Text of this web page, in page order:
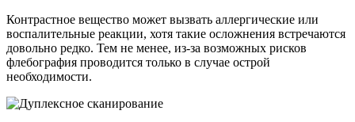
Контрастное вещество может вызвать аллергические или
воспалительные реакции, хотя такие осложнения встречаются
довольно редко. Тем не менее, из-за возможных рисков
флебография проводится только в случае острой
необходимости.